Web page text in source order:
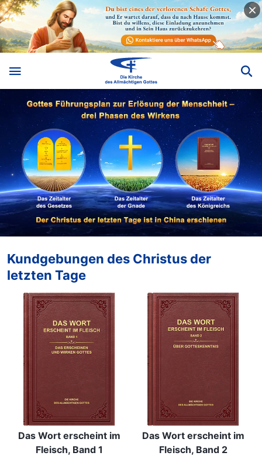
Kundgebungen des Christus der
letzten Tage
Das Wort erscheint im
Fleisch, Band 1
Das Wort erscheint im
Fleisch, Band 2